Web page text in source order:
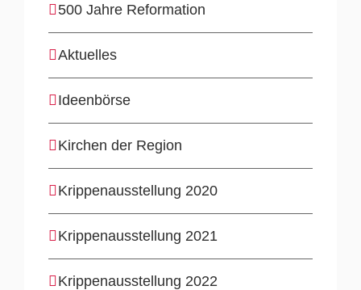
500 Jahre Reformation
Aktuelles
Ideenbörse
Kirchen der Region
Krippenausstellung 2020
Krippenausstellung 2021
Krippenausstellung 2022